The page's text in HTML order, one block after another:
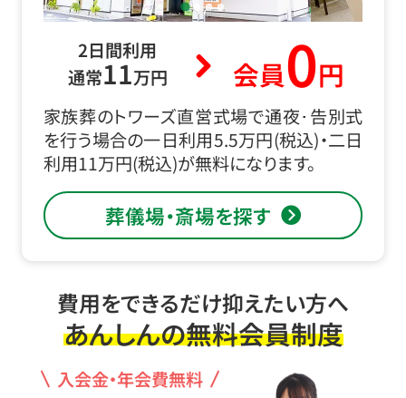
2日間利用
通常11万円 会員0円
家族葬のトワーズ直営式場で通夜･告別式
を行う場合の一日利用5.5万円(税込)・二日
利用11万円(税込)が無料になります。
葬儀場・斎場を探す
費用をできるだけ抑えたい方へ
あんしんの無料会員制度
入会金・年会費無料